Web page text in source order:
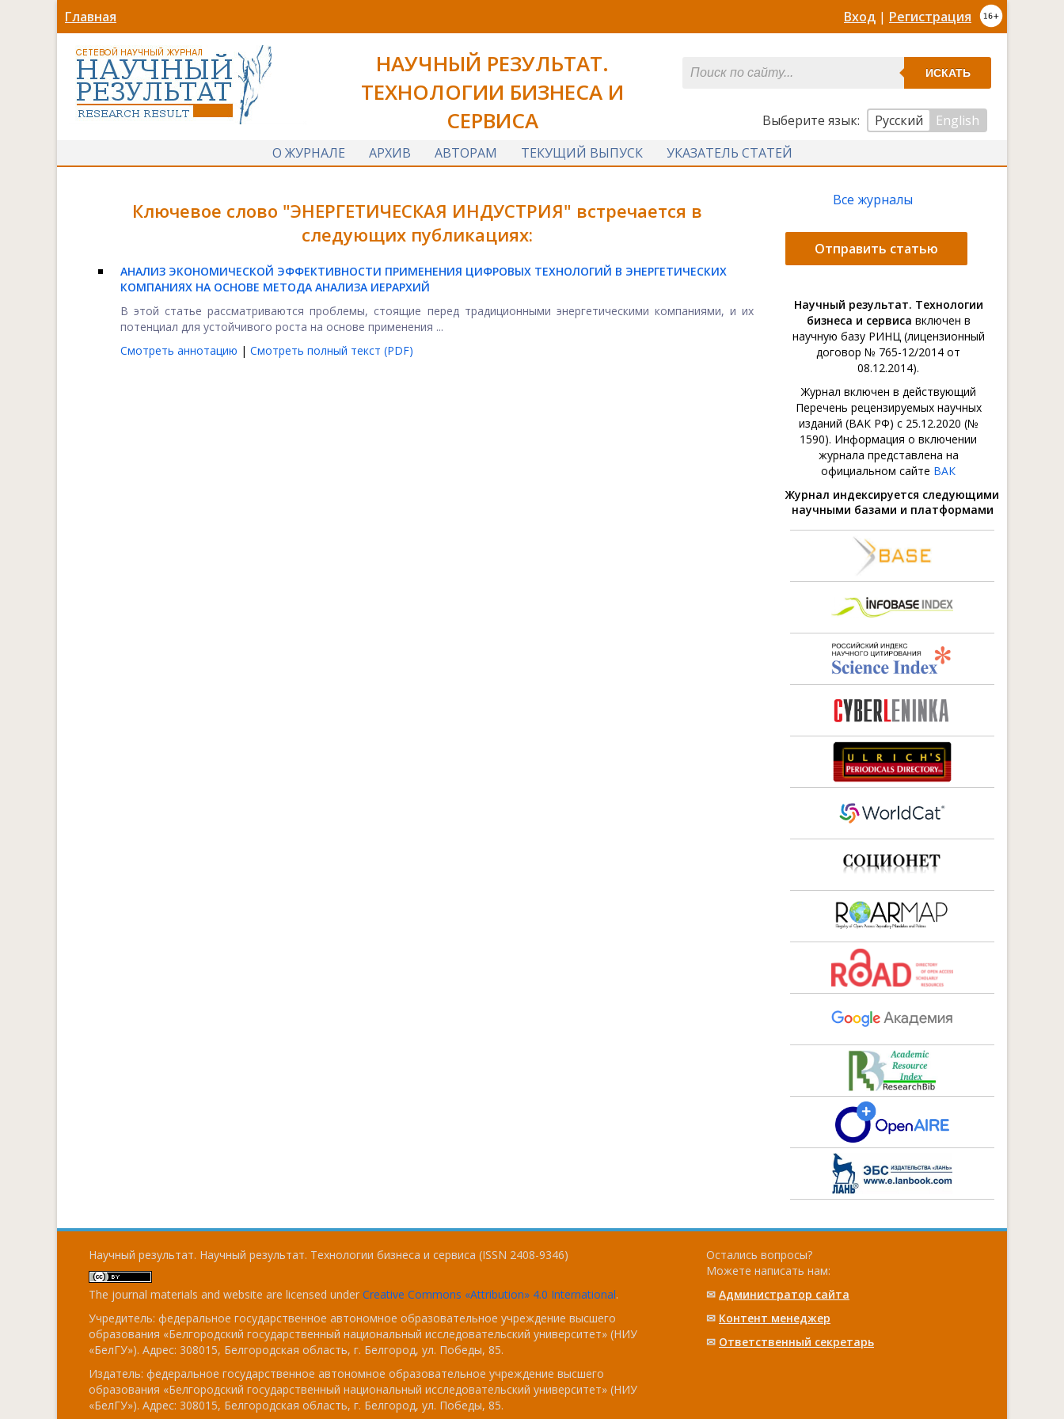
Главная Вход | Регистрация
НАУЧНЫЙ РЕЗУЛЬТАТ.
ТЕХНОЛОГИИ БИЗНЕСА И
СЕРВИСА
ИСКАТЬ
Выберите язык: Русский
English
О ЖУРНАЛЕ
АРХИВ АВТОРАМ ТЕКУЩИЙ ВЫПУСК УКАЗАТЕЛЬ СТАТЕЙ
Ключевое слово "ЭНЕРГЕТИЧЕСКАЯ ИНДУСТРИЯ" встречается в
следующих публикациях:
АНАЛИЗ ЭКОНОМИЧЕСКОЙ ЭФФЕКТИВНОСТИ ПРИМЕНЕНИЯ ЦИФРОВЫХ ТЕХНОЛОГИЙ В ЭНЕРГЕТИЧЕСКИХ
КОМПАНИЯХ НА ОСНОВЕ МЕТОДА АНАЛИЗА ИЕРАРХИЙ
В этой статье рассматриваются проблемы, стоящие перед традиционными энергетическими компаниями, и их
потенциал для устойчивого роста на основе применения ...
Смотреть аннотацию | Смотреть полный текст (PDF)
Все журналы
Отправить статью
Научный результат. Технологии
бизнеса и сервиса включен в
научную базу РИНЦ (лицензионный
договор № 765-12/2014 от
08.12.2014).
Журнал включен в действующий
Перечень рецензируемых научных
изданий (ВАК РФ) с 25.12.2020 (№
1590). Информация о включении
журнала представлена на
официальном сайте ВАК
Журнал индексируется следующими
научными базами и платформами
Научный результат. Научный результат. Технологии бизнеса и сервиса (ISSN 2408-9346)
The journal materials and website are licensed under Creative Commons «Attribution» 4.0 International.
Учредитель: федеральное государственное автономное образовательное учреждение высшего
образования «Белгородский государственный национальный исследовательский университет» (НИУ
«БелГУ»). Адрес: 308015, Белгородская область, г. Белгород, ул. Победы, 85.
Издатель: федеральное государственное автономное образовательное учреждение высшего
образования «Белгородский государственный национальный исследовательский университет» (НИУ
«БелГУ»). Адрес: 308015, Белгородская область, г. Белгород, ул. Победы, 85.
Остались вопросы?
Можете написать нам:
✉ Администратор сайта
✉ Контент менеджер
✉ Ответственный cекретарь